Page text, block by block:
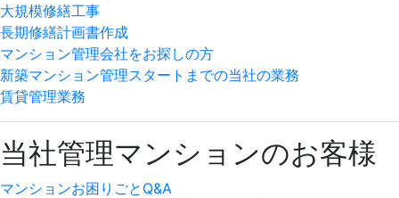
大規模修繕工事
長期修繕計画書作成
マンション管理会社をお探しの方
新築マンション管理スタートまでの当社の業務
賃貸管理業務
当社管理マンションのお客様
マンションお困りごとQ&A